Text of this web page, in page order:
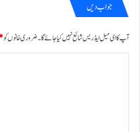
جواب دیں
آپ کا ای میل ایڈریس شائع نہیں کیا جائے گا۔ضروری خانوں کو*